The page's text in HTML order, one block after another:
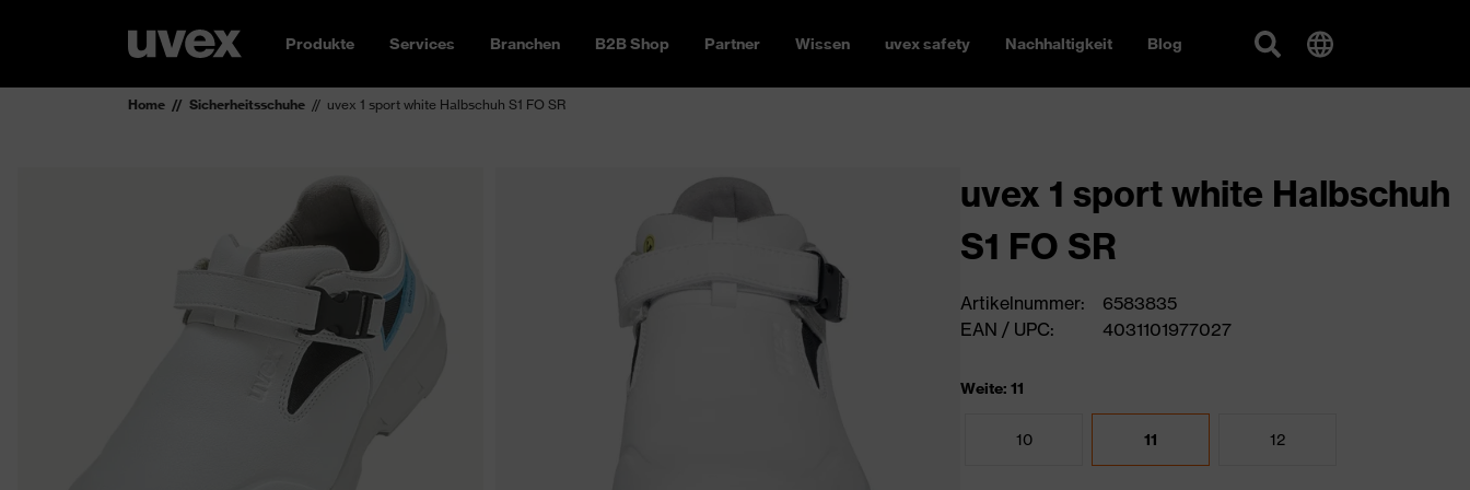
Produkte Services Branchen B2B Shop Partner Wissen uvex safety Nachhaltigkeit Blog
Home Sicherheitsschuhe uvex 1 sport white Halbschuh S1 FO SR
uvex 1 sport white Halbschuh
S1 FO SR
Artikelnummer:
6583835
EAN / UPC:
4031101977027
Weite: 11
10 11 12